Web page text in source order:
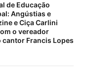
de Educação
Angústias e
e Ciça Carlini
o vereador
Francis Lopes